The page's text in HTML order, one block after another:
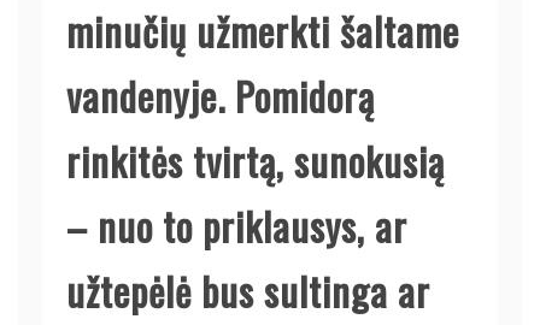
minučių užmerkti šaltame
vandenyje. Pomidorą
rinkitės tvirtą, sunokusią
– nuo to priklausys, ar
užtepėlė bus sultinga ar